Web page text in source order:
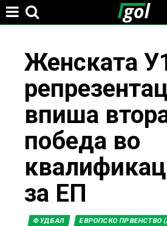
You
here
Женската
впиша
победа во
за ЕП
ФУДБАЛ ЕВРОПСКО ПРВЕНСТВО